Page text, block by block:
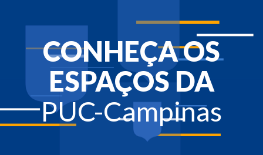
CONHEÇA OS
ESPAÇOS DA
PUC-Campinas